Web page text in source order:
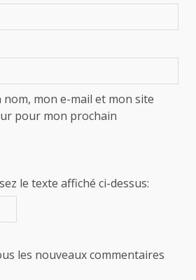
mon e-mail et mon site
pour mon prochain
le texte affiché ci-dessus:
les nouveaux commentaires